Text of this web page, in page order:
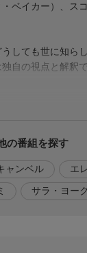
・ベイカー）、ス
しても世に知ら
自の視点と解釈
まう呪文でだった
の番組を探す
ャンベル エ
サラ・ヨーク